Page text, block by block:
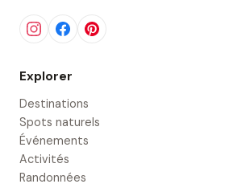
Explorer
Destinations
Spots naturels
Événements
Activités
Randonnées